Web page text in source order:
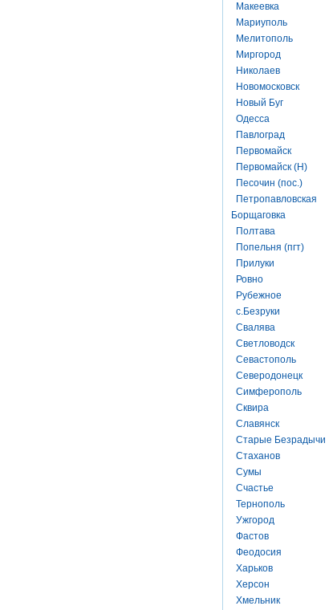
Макеевка
Мариуполь
Мелитополь
Миргород
Николаев
Новомосковск
Новый Буг
Одесса
Павлоград
Первомайск
Первомайск (Н)
Песочин (пос.)
Петропавловская
Борщаговка
Полтава
Попельня (пгт)
Прилуки
Ровно
Рубежное
с.Безруки
Свалява
Светловодск
Севастополь
Северодонецк
Симферополь
Сквира
Славянск
Старые Безрадычи
Стаханов
Сумы
Счастье
Тернополь
Ужгород
Фастов
Феодосия
Харьков
Херсон
Хмельник